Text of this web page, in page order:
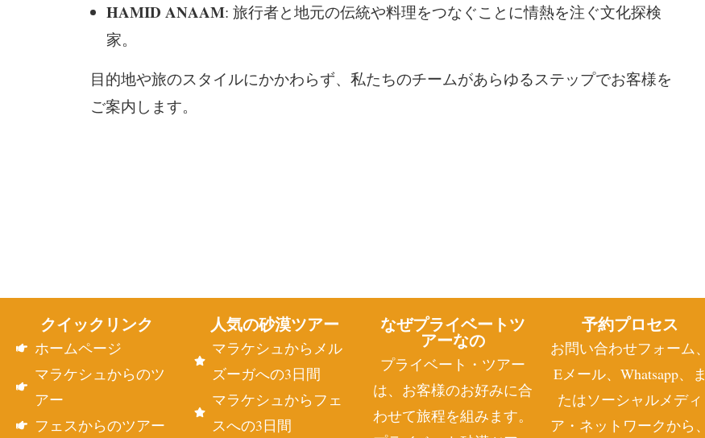
HAMID ANAAM: 旅行者と地元の伝統や料理をつなぐことに情熱を注ぐ文化探検
家。
目的地や旅のスタイルにかかわらず、私たちのチームがあらゆるステップでお客様を
ご案内します。
クイックリンク
ホームページ
マラケシュからのツ
アー
フェスからのツアー
人気の砂漠ツアー
マラケシュからメル
ズーガへの3日間
マラケシュからフェ
スへの3日間
なぜプライベートツ
アーなの
プライベート・ツアー
は、お客様のお好みに合
わせて旅程を組みます。
予約プロセス
お問い合わせフォーム、
Eメール、Whatsapp、ま
たはソーシャルメディ
ア・ネットワークから、